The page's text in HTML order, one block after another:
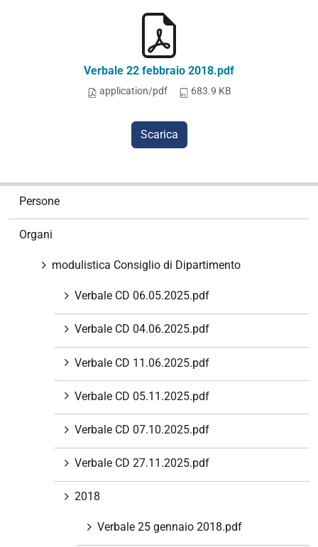
Verbale 22 febbraio 2018.pdf
application/pdf 683.9 KB
Scarica
Persone
Organi
modulistica Consiglio di Dipartimento
Verbale CD 06.05.2025.pdf
Verbale CD 04.06.2025.pdf
Verbale CD 11.06.2025.pdf
Verbale CD 05.11.2025.pdf
Verbale CD 07.10.2025.pdf
Verbale CD 27.11.2025.pdf
2018
Verbale 25 gennaio 2018.pdf